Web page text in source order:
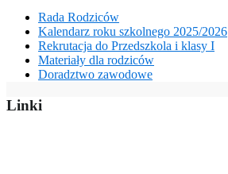
Rada Rodziców
Kalendarz roku szkolnego 2025/2026
Rekrutacja do Przedszkola i klasy I
Materiały dla rodziców
Doradztwo zawodowe
Linki